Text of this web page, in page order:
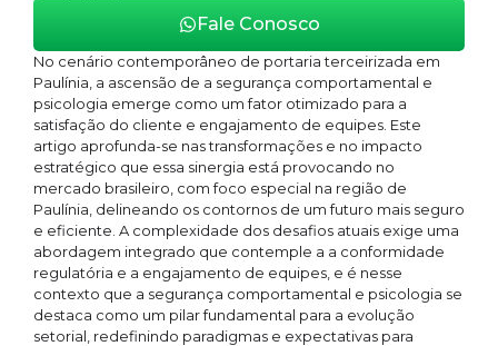
Fale Conosco
No cenário contemporâneo de portaria terceirizada em
Paulínia, a ascensão de a segurança comportamental e
psicologia emerge como um fator otimizado para a
satisfação do cliente e engajamento de equipes. Este
artigo aprofunda-se nas transformações e no impacto
estratégico que essa sinergia está provocando no
mercado brasileiro, com foco especial na região de
Paulínia, delineando os contornos de um futuro mais seguro
e eficiente. A complexidade dos desafios atuais exige uma
abordagem integrado que contemple a a conformidade
regulatória e a engajamento de equipes, e é nesse
contexto que a segurança comportamental e psicologia se
destaca como um pilar fundamental para a evolução
setorial, redefinindo paradigmas e expectativas para